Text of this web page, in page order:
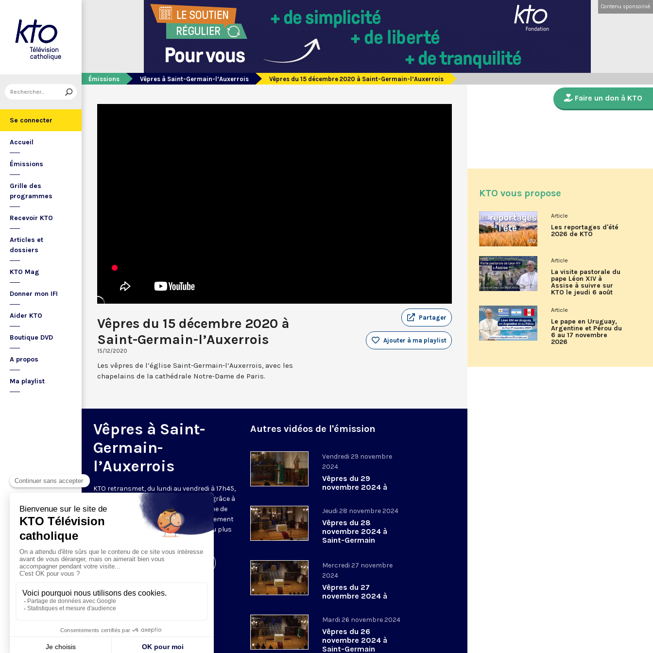
Se connecter
Accueil
Émissions
Grille des
programmes
Recevoir KTO
Articles et
dossiers
KTO Mag
Donner mon IFI
Aider KTO
Boutique DVD
A propos
Ma playlist
Contenu sponsorisé
Émissions Vêpres à Saint-Germain-l’Auxerrois Vêpres du 15 décembre 2020 à Saint-Germain-l’Auxerrois
Vêpres du 15 décembre 2020 à
Saint-Germain-l’Auxerrois
15/12/2020
Partager
Ajouter à ma playlist
Les vêpres de l’église Saint-Germain-l’Auxerrois, avec les
chapelains de la cathédrale Notre-Dame de Paris.
Vêpres à Saint-
Germain-
l’Auxerrois
KTO retransmet, du lundi au vendredi à 17h45,
les vêpres en direct de Saint-Germain grâce à
une technologie innovante : un système de
captation multicaméra en direct totalement
automatisé, qui offre une réalisation au plus
près de la célébration.
Visiter la page de l'émission
Autres vidéos de l'émission
Vendredi 29 novembre
2024
Vêpres du 29
novembre 2024 à
Jeudi 28 novembre 2024
Vêpres du 28
novembre 2024 à
Saint-Germain
Mercredi 27 novembre
2024
Vêpres du 27
novembre 2024 à
Mardi 26 novembre 2024
Vêpres du 26
novembre 2024 à
Saint-Germain
Faire un don à KTO
KTO vous propose
Article
Les reportages d'été
2026 de KTO
Article
La visite pastorale du
pape Léon XIV à
Assise à suivre sur
KTO le jeudi 6 août
Article
Le pape en Uruguay,
Argentine et Pérou du
6 au 17 novembre
2026